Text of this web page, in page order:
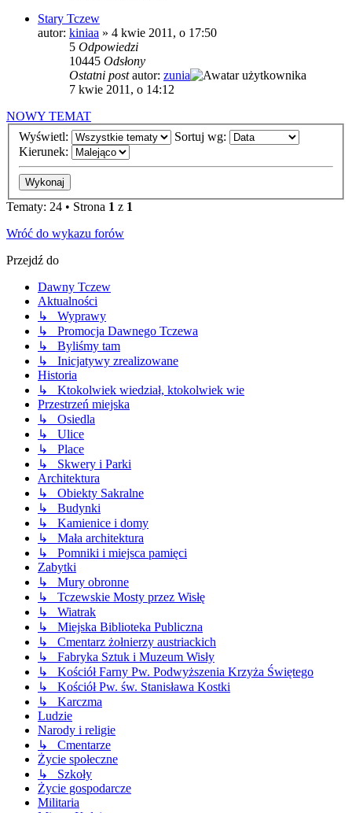
Stary Tczew
autor: kiniaa » 4 kwie 2011, o 17:50
5 Odpowiedzi
10445 Odsłony
Ostatni postautor: zunia
7 kwie 2011, o 14:12
NOWY TEMAT
Wyświetl:
Sortuj wg:
Kierunek:
Tematy: 24 • Strona 1 z 1
Wróć do wykazu forów
Przejdź do
Dawny Tczew
Aktualności
↳ Wyprawy
↳ Promocja Dawnego Tczewa
↳ Byliśmy tam
↳ Inicjatywy zrealizowane
Historia
↳ Ktokolwiek wiedział, ktokolwiek wie
Przestrzeń miejska
↳ Osiedla
↳ Ulice
↳ Place
↳ Skwery i Parki
Architektura
↳ Obiekty Sakralne
↳ Budynki
↳ Kamienice i domy
↳ Mała architektura
↳ Pomniki i miejsca pamięci
Zabytki
↳ Mury obronne
↳ Tczewskie Mosty przez Wisłę
↳ Wiatrak
↳ Miejska Biblioteka Publiczna
↳ Cmentarz żołnierzy austriackich
↳ Fabryka Sztuk i Muzeum Wisły
↳ Kościół Farny Pw. Podwyższenia Krzyża Świętego
↳ Kościół Pw. św. Stanisława Kostki
↳ Karczma
Ludzie
Narody i religie
↳ Cmentarze
Życie społeczne
↳ Szkoły
Życie gospodarcze
Militaria